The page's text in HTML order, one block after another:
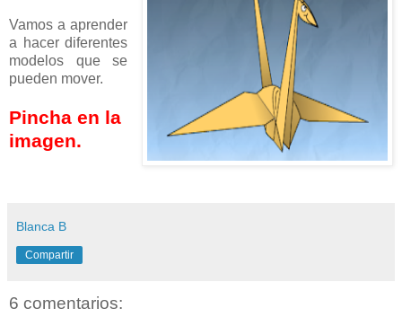
Vamos a aprender
a hacer diferentes
modelos que se
pueden mover.
Pincha en la
imagen.
Blanca B
Compartir
6 comentarios: